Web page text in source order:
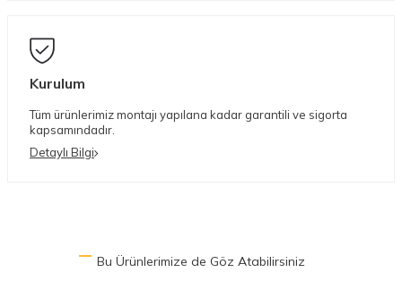
Kurulum
Tüm ürünlerimiz montajı yapılana kadar garantili ve sigorta
kapsamındadır.
Detaylı Bilgi
Bu Ürünlerimize de Göz Atabilirsiniz